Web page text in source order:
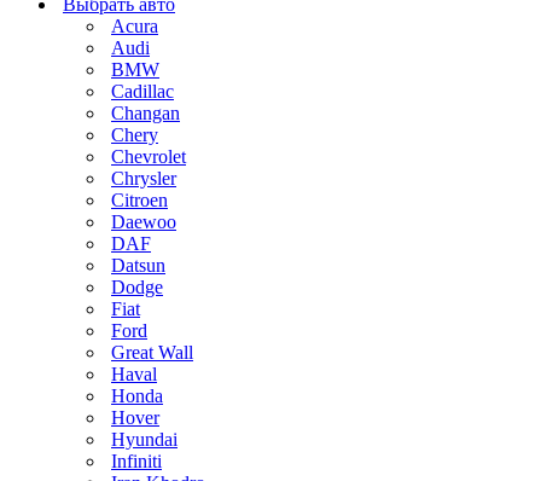
Выбрать авто
Acura
Audi
BMW
Cadillac
Changan
Chery
Chevrolet
Chrysler
Citroen
Daewoo
DAF
Datsun
Dodge
Fiat
Ford
Great Wall
Haval
Honda
Hover
Hyundai
Infiniti